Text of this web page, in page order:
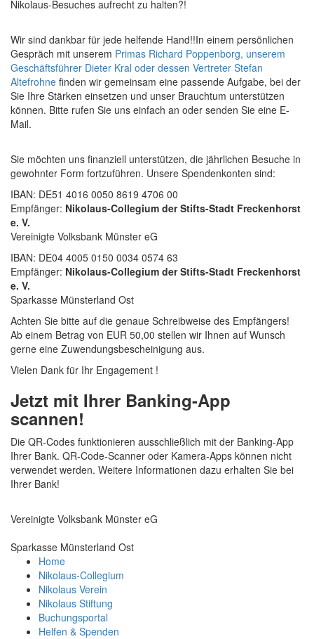
Nikolaus-Besuches aufrecht zu halten?!
Wir sind dankbar für jede helfende Hand!!In einem persönlichen
Gespräch mit unserem Primas Richard Poppenborg, unserem
Geschäftsführer Dieter Kral oder dessen Vertreter Stefan
Altefrohne finden wir gemeinsam eine passende Aufgabe, bei der
Sie Ihre Stärken einsetzen und unser Brauchtum unterstützen
können. Bitte rufen Sie uns einfach an oder senden Sie eine E-
Mail.
Sie möchten uns finanziell unterstützen, die jährlichen Besuche in
gewohnter Form fortzuführen. Unsere Spendenkonten sind:
IBAN: DE51 4016 0050 8619 4706 00
Empfänger: Nikolaus-Collegium der Stifts-Stadt Freckenhorst
e. V.
Vereinigte Volksbank Münster eG
IBAN: DE04 4005 0150 0034 0574 63
Empfänger: Nikolaus-Collegium der Stifts-Stadt Freckenhorst
e. V.
Sparkasse Münsterland Ost
Achten Sie bitte auf die genaue Schreibweise des Empfängers!
Ab einem Betrag von EUR 50,00 stellen wir Ihnen auf Wunsch
gerne eine Zuwendungsbescheinigung aus.
Vielen Dank für Ihr Engagement !
Jetzt mit Ihrer Banking-App
scannen!
Die QR-Codes funktionieren ausschließlich mit der Banking-App
Ihrer Bank. QR-Code-Scanner oder Kamera-Apps können nicht
verwendet werden. Weitere Informationen dazu erhalten Sie bei
Ihrer Bank!
Vereinigte Volksbank Münster eG
Sparkasse Münsterland Ost
Home
Nikolaus-Collegium
Nikolaus Verein
Nikolaus Stiftung
Buchungsportal
Helfen & Spenden